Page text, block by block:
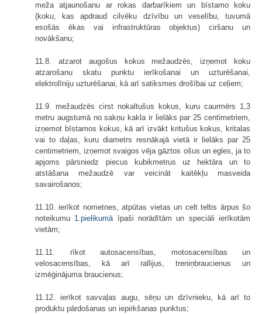
meža atjaunošanu ar rokas darbarīkiem un bīstamo koku
(koku, kas apdraud cilvēku dzīvību un veselību, tuvumā
esošās ēkas vai infrastruktūras objektus) ciršanu un
novākšanu;
11.8. atzarot augošus kokus mežaudzēs, izņemot koku
atzarošanu skatu punktu ierīkošanai un uzturēšanai,
elektrolīniju uzturēšanai, kā arī satiksmes drošībai uz ceļiem;
11.9. mežaudzēs cirst nokaltušus kokus, kuru caurmērs 1,3
metru augstumā no sakņu kakla ir lielāks par 25 centimetriem,
izņemot bīstamos kokus, kā arī izvākt kritušus kokus, kritalas
vai to daļas, kuru diametrs resnākajā vietā ir lielāks par 25
centimetriem, izņemot svaigos vēja gāztos ošus un egles, ja to
apjoms pārsniedz piecus kubikmetrus uz hektāra un to
atstāšana mežaudzē var veicināt kaitēkļu masveida
savairošanos;
11.10. ierīkot nometnes, atpūtas vietas un celt teltis ārpus šo
noteikumu 1.pielikumāīpaši norādītām un speciāli ierīkotām
vietām;
11.11. rīkot autosacensības, motosacensības un
velosacensības, kā arī rallijus, treniņbraucienus un
izmēģinājuma braucienus;
11.12. ierīkot savvaļas augu, sēņu un dzīvnieku, kā arī to
produktu pārdošanas un iepirkšanas punktus;